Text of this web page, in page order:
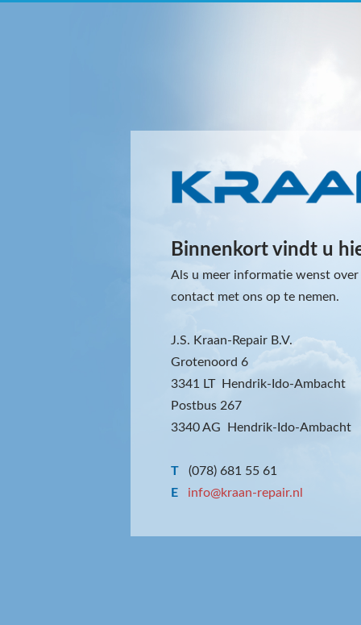
Binnenkort vindt u
Als u meer informatie wenst
contact met ons op te nemen.
J.S. Kraan-Repair B.V.
Grotenoord 6
3341 LT Hendrik-Ido-Ambacht
Postbus 267
3340 AG Hendrik-Ido-Ambacht
T
(078) 681 55 61
E
info@kraan-repair.nl